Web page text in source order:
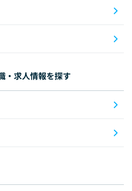
・求人情報を探す